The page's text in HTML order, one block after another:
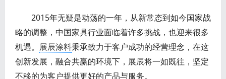
2015年无疑是动荡的一年，从新常态到如今国家战
略的调整，中国家具行业面临着许多挑战，也迎来很多
机遇。 展辰涂料秉承致力于客户成功的经营理念，在这
创新发展，融合共赢的环境下，展辰将一如既往，坚定
不移的为客户提供更好的产品与服务。